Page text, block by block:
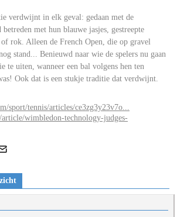
verdwijnt in elk geval: gedaan met de
met hun blauwe jasjes, gestreepte
rok. Alleen de French Open, die op gravel
stand... Benieuwd naar wie de spelers nu gaan
te uiten, wanneer een bal volgens hen ten
Ook dat is een stukje traditie dat verdwijnt.
sport/tennis/articles/ce3zg3y23v7o...
article/wimbledon-technology-judges-